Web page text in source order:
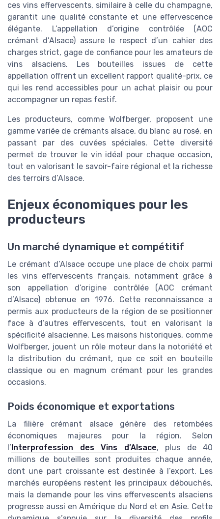
ces vins effervescents, similaire à celle du champagne,
garantit une qualité constante et une effervescence
élégante. L’appellation d’origine contrôlée (AOC
crémant d’Alsace) assure le respect d’un cahier des
charges strict, gage de confiance pour les amateurs de
vins alsaciens. Les bouteilles issues de cette
appellation offrent un excellent rapport qualité-prix, ce
qui les rend accessibles pour un achat plaisir ou pour
accompagner un repas festif.
Les producteurs, comme Wolfberger, proposent une
gamme variée de crémants alsace, du blanc au rosé, en
passant par des cuvées spéciales. Cette diversité
permet de trouver le vin idéal pour chaque occasion,
tout en valorisant le savoir-faire régional et la richesse
des terroirs d’Alsace.
Enjeux économiques pour les
producteurs
Un marché dynamique et compétitif
Le crémant d’Alsace occupe une place de choix parmi
les vins effervescents français, notamment grâce à
son appellation d’origine contrôlée (AOC crémant
d’Alsace) obtenue en 1976. Cette reconnaissance a
permis aux producteurs de la région de se positionner
face à d’autres effervescents, tout en valorisant la
spécificité alsacienne. Les maisons historiques, comme
Wolfberger, jouent un rôle moteur dans la notoriété et
la distribution du crémant, que ce soit en bouteille
classique ou en magnum crémant pour les grandes
occasions.
Poids économique et exportations
La filière crémant alsace génère des retombées
économiques majeures pour la région. Selon
l’Interprofession des Vins d’Alsace, plus de 40
millions de bouteilles sont produites chaque année,
dont une part croissante est destinée à l’export. Les
marchés européens restent les principaux débouchés,
mais la demande pour les vins effervescents alsaciens
progresse aussi en Amérique du Nord et en Asie. Cette